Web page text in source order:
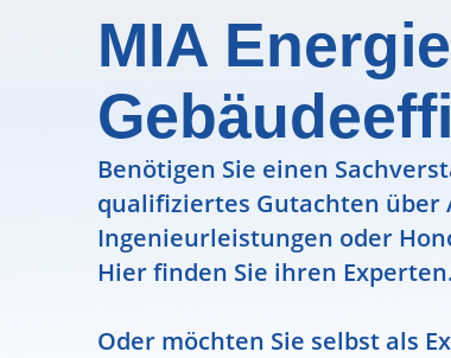
MIA
Benötigen Sie einen
qualifiziertes Gutachten über
Ingenieurleistungen oder
Hier finden Sie ihren
Oder möchten Sie selbst als